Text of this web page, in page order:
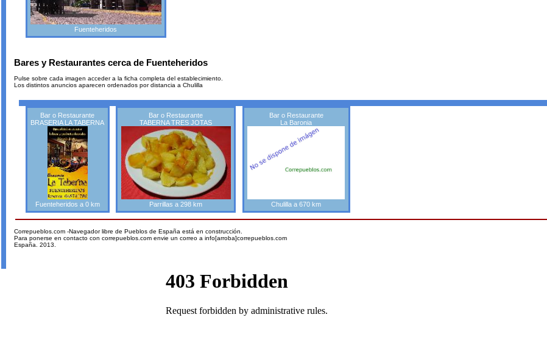
Fuenteheridos
Bares y Restaurantes cerca de Fuenteheridos
Pulse sobre cada imagen acceder a la ficha completa del establecimiento.
Los distintos anuncios aparecen ordenados por distancia a Chulilla
Bar o Restaurante
BRASERIA LA TABERNA
Fuenteheridos a 0 km
Bar o Restaurante
TABERNA TRES JOTAS
Parrillas a 298 km
Bar o Restaurante
La Baronia
Chulilla a 670 km
Correpueblos.com -Navegador libre de Pueblos de España está en construcción.
Para ponerse en contacto con correpueblos.com envie un correo a info[arroba]correpueblos.com
España. 2013.